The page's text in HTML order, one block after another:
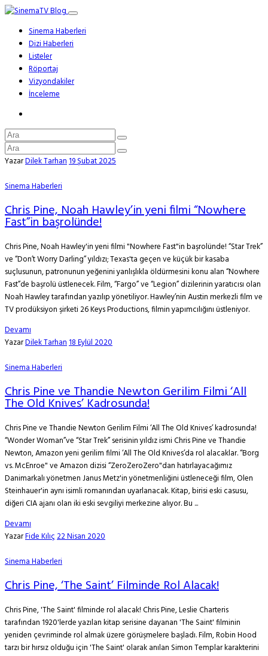
Sinema Haberleri
Dizi Haberleri
Listeler
Röportaj
Vizyondakiler
İnceleme
YazarDilek Tarhan19 Şubat 2025
Sinema Haberleri
Chris Pine, Noah Hawley’in yeni filmi “Nowhere
Fast”in başrolünde!
Chris Pine, Noah Hawley'in yeni filmi "Nowhere Fast"in başrolünde! “Star Trek”
ve “Don’t Worry Darling” yıldızı; Texas'ta geçen ve küçük bir kasaba
suçlusunun, patronunun yeğenini yanlışlıkla öldürmesini konu alan “Nowhere
Fast”de başrolü üstlenecek. Film, “Fargo” ve “Legion” dizilerinin yaratıcısı olan
Noah Hawley tarafından yazılıp yönetiliyor. Hawley’nin Austin merkezli film ve
TV prodüksiyon şirketi 26 Keys Productions, filmin yapımcılığını üstleniyor.
Devamı
YazarDilek Tarhan18 Eylül 2020
Sinema Haberleri
Chris Pine ve Thandie Newton Gerilim Filmi ‘All
The Old Knives’ Kadrosunda!
Chris Pine ve Thandie Newton Gerilim Filmi ‘All The Old Knives’ kadrosunda!
“Wonder Woman”ve “Star Trek” serisinin yıldız ismi Chris Pine ve Thandie
Newton, Amazon yeni gerilim filmi ‘All The Old Knives’da rol alacaklar. “Borg
vs. McEnroe" ve Amazon dizisi “ZeroZeroZero"dan hatırlayacağımız
Danimarkalı yönetmen Janus Metz'in yönetmenliğini üstleneceği film, Olen
Steinhauer'in aynı isimli romanından uyarlanacak. Kitap, birisi eski casusu,
diğeri CIA ajanı olan iki eski sevgiliyi merkezine alıyor. Bu ...
Devamı
YazarFide Kılıç22 Nisan 2020
Sinema Haberleri
Chris Pine, ‘The Saint’ Filminde Rol Alacak!
Chris Pine, 'The Saint' filminde rol alacak! Chris Pine, Leslie Charteris
tarafından 1920'lerde yazılan kitap serisine dayanan 'The Saint' filminin
yeniden çevriminde rol almak üzere görüşmelere başladı. Film, Robin Hood
tarzı bir hırsız olduğu için 'The Saint' olarak anılan Simon Templar karakterini